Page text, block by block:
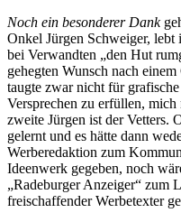
Noch ein besonderer Dank
Onkel Jürgen Schweiger,
bei Verwandten „den Hut
gehegten Wunsch nach
taugte zwar nicht für
Versprechen zu erfüllen,
zweite Jürgen ist der Vetters.
gelernt und es hätte dann
Werberedaktion zum
Ideenwerk gegeben, noch
„Radeburger Anzeiger“ zum
freischaffender Werbetexter